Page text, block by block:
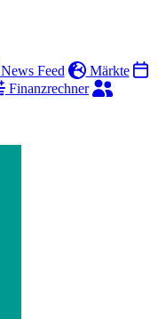
News Feed
Märkte
Finanzrechner